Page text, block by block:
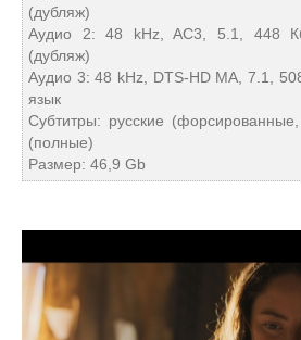
(дубляж)
Аудио 2: 48 kHz, AC3, 5.1, 448
(дубляж)
Аудио 3: 48 kHz, DTS-HD MA, 7.1,
язык
Субтитры: русские
(полные)
Размер: 46,9 Gb